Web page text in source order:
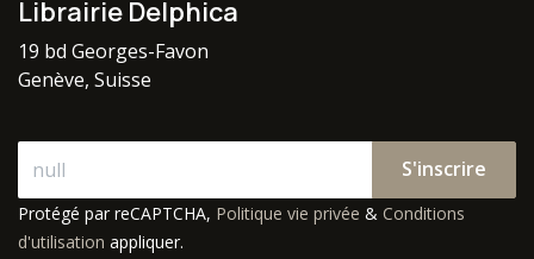
Librairie Delphica
19 bd Georges-Favon
Genève, Suisse
S'inscrire
Protégé par reCAPTCHA, Politique vie privée & Conditions
d'utilisation appliquer.